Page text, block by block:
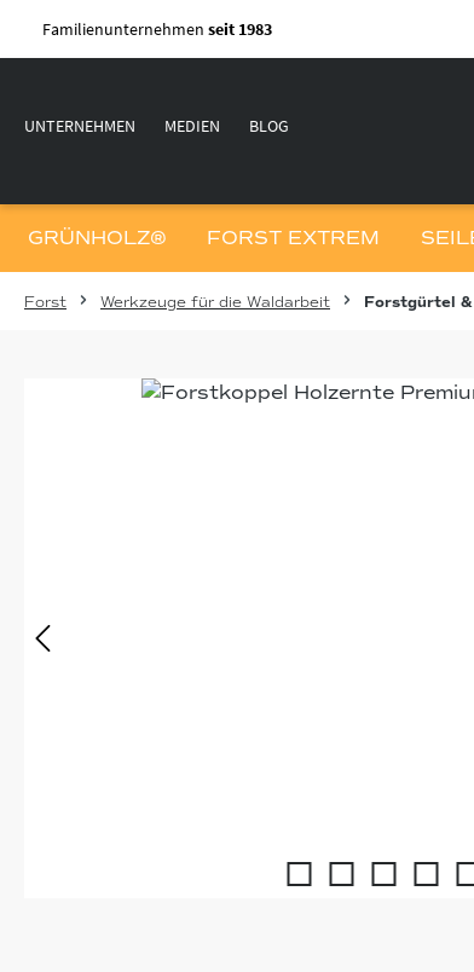
Hauptinhalt springen
Zur Suche springen
Zur Hauptnavigation springen
Familienunternehmen seit 1983
UNTERNEHMEN MEDIEN BLOG
GRÜNHOLZ® FORST EXTREM
Forst Werkzeuge für die Waldarbeit Forstgürtel &
Bildergalerie überspringen